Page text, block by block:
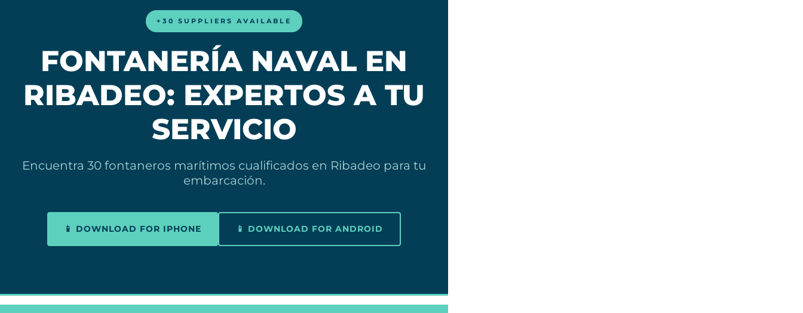
+30 SUPPLIERS AVAILABLE
FONTANERÍA NAVAL EN
RIBADEO: EXPERTOS A TU
SERVICIO
Encuentra 30 fontaneros marítimos cualificados en Ribadeo para tu
embarcación.
📱 DOWNLOAD FOR IPHONE 📱 DOWNLOAD FOR ANDROID